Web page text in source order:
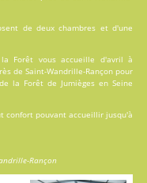
de deux chambres et d'une
la Forêt vous accueille d'avril à
de Saint-Wandrille-Rançon pour
la Forêt de Jumièges en Seine
confort pouvant accueillir jusqu'à
Rançon